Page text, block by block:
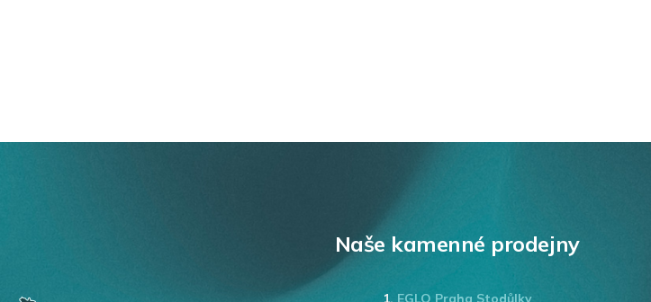
Naše kamenné prodejny
1. EGLO Praha Stodůlky